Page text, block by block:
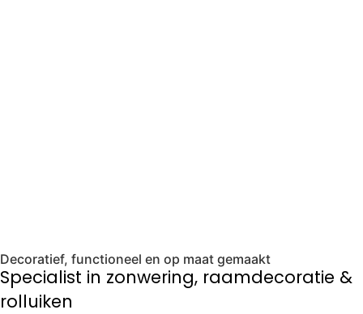
Decoratief, functioneel en op maat gemaakt
Specialist in zonwering, raamdecoratie &
rolluiken